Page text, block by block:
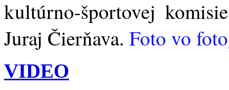
kultúrno-športovej
Juraj Čierňava. Foto vo
VIDEO